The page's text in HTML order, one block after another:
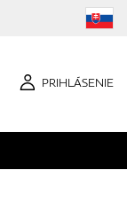
PRIHLÁSENIE